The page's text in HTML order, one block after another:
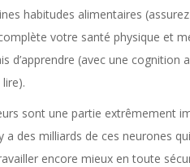
habitudes alimentaires
votre santé physique et
d’apprendre (avec une
sont une partie extrêmement
a des milliards de ces neurones
encore mieux en toute